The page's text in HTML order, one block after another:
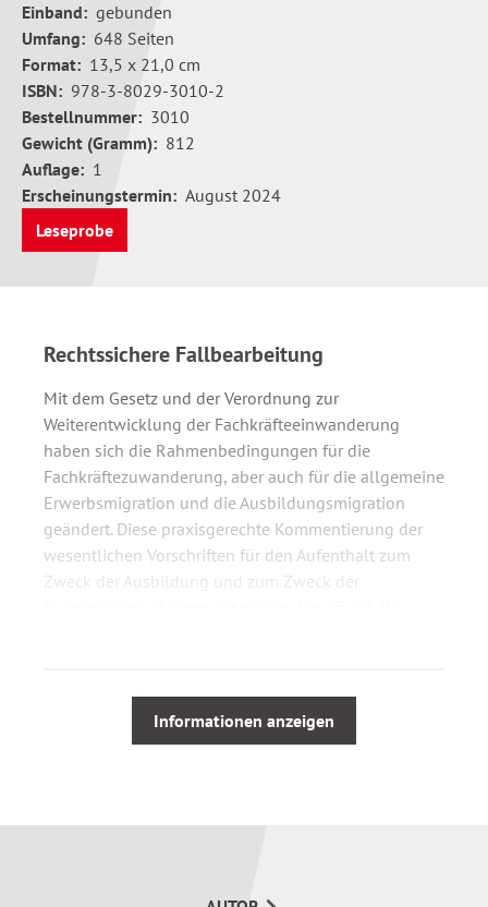
Einband: gebunden
Umfang: 648 Seiten
Format: 13,5 x 21,0 cm
ISBN: 978-3-8029-3010-2
Bestellnummer: 3010
Gewicht (Gramm): 812
Auflage: 1
Erscheinungstermin: August 2024
Leseprobe
Rechtssichere Fallbearbeitung
Mit dem Gesetz und der Verordnung zur
Weiterentwicklung der Fachkräfteeinwanderung
haben sich die Rahmenbedingungen für die
Fachkräftezuwanderung, aber auch für die allgemeine
Erwerbsmigration und die Ausbildungsmigration
geändert. Diese praxisgerechte Kommentierung der
wesentlichen Vorschriften für den Aufenthalt zum
Zweck der Ausbildung und zum Zweck der
Erläuterung relevanter Bestimmungen
Die Kommentierung umfasst folgende Vorschriften:
von Aufenthaltstiteln und die Gestaltung von
Informationen anzeigen